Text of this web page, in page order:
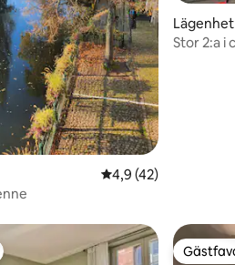
4,9 av 5 i
4,9 (42)
Lägenhet
Stor 2:a i